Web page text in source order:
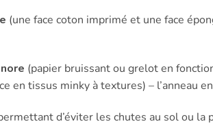
(une face coton imprimé et une face
(papier bruissant ou grelot en
en tissus minky à textures) – l’anneau
d’éviter les chutes au sol ou la